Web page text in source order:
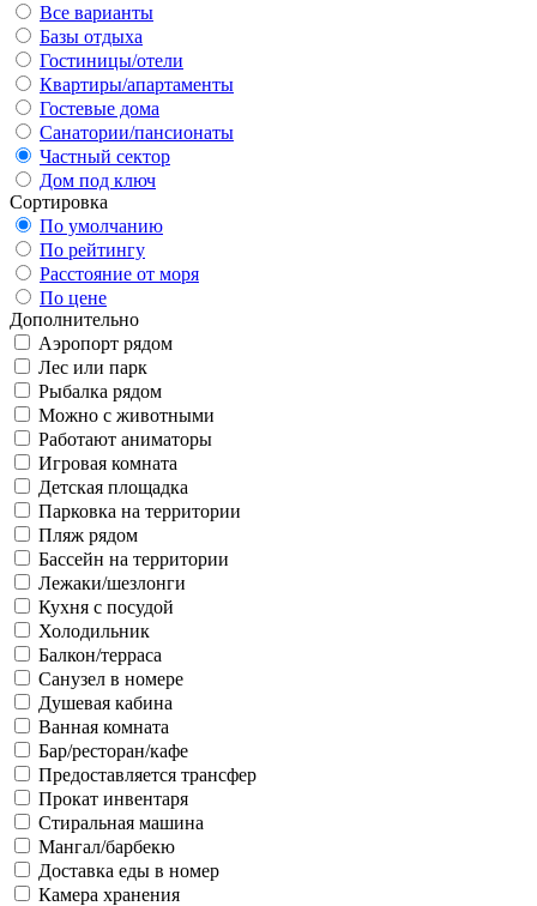
Все варианты
Базы отдыха
Гостиницы/отели
Квартиры/апартаменты
Гостевые дома
Санатории/пансионаты
Частный сектор
Дом под ключ
Сортировка
По умолчанию
По рейтингу
Расстояние от моря
По цене
Дополнительно
Аэропорт рядом
Лес или парк
Рыбалка рядом
Можно с животными
Работают аниматоры
Игровая комната
Детская площадка
Парковка на территории
Пляж рядом
Бассейн на территории
Лежаки/шезлонги
Кухня с посудой
Холодильник
Балкон/терраса
Санузел в номере
Душевая кабина
Ванная комната
Бар/ресторан/кафе
Предоставляется трансфер
Прокат инвентаря
Стиральная машина
Мангал/барбекю
Доставка еды в номер
Камера хранения